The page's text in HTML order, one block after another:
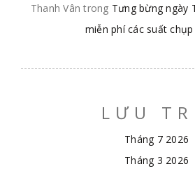
Thanh Vân trong Tưng bừng ngày
miễn phí các suất
LƯU
Tháng 7 2026
Tháng 3 2026